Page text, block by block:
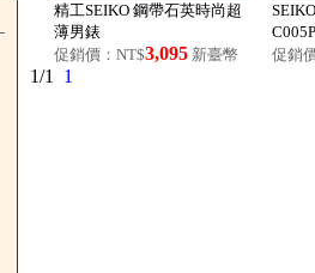
精工SEIKO 鋼帶石英時尚超
薄男錶
促銷價：NT$3,095 新臺幣
促銷
1/1 1